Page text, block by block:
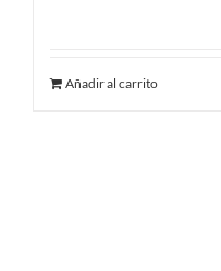
Añadir al carrito